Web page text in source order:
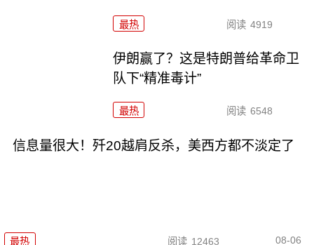
最热 阅读 4919
伊朗赢了？这是特朗普给革命卫
队下“精准毒计”
最热 阅读 6548
信息量很大！歼20越肩反杀，美西方都不淡定了
最热 阅读 12463 08-06